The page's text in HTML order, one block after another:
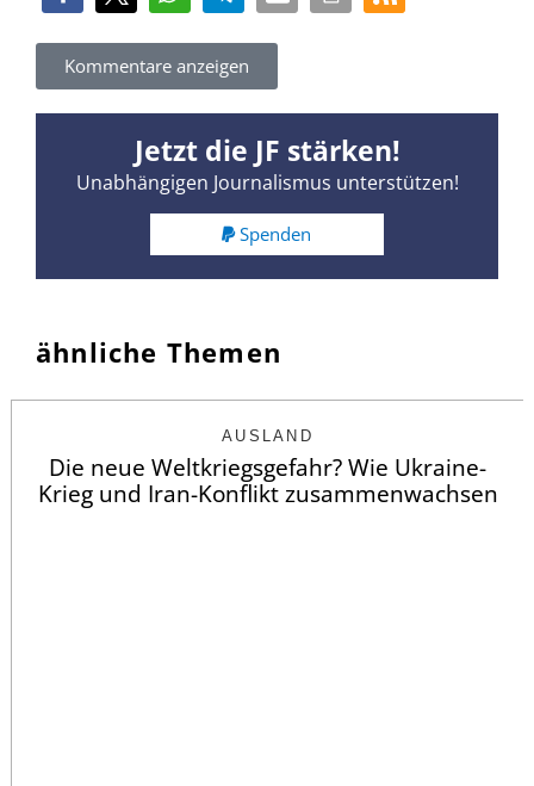
Kommentare anzeigen
Jetzt die JF stärken!
Unabhängigen Journalismus unterstützen!
Spenden
ähnliche Themen
AUSLAND
Die neue Weltkriegsgefahr? Wie Ukraine-
Krieg und Iran-Konflikt zusammenwachsen